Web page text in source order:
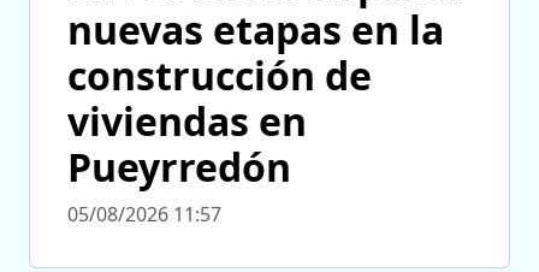
nuevas etapas en la
construcción de
viviendas en
Pueyrredón
05/08/2026 11:57